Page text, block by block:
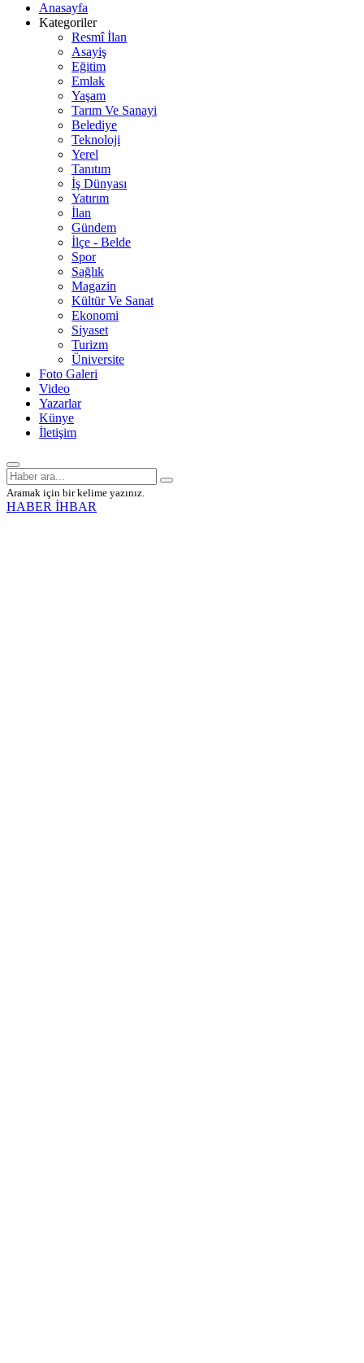
Anasayfa
Kategoriler
Resmî İlan
Asayiş
Eğitim
Emlak
Yaşam
Tarım Ve Sanayi
Belediye
Teknoloji
Yerel
Tanıtım
İş Dünyası
Yatırım
İlan
Gündem
İlçe - Belde
Spor
Sağlık
Magazin
Kültür Ve Sanat
Ekonomi
Siyaset
Turizm
Üniversite
Foto Galeri
Video
Yazarlar
Künye
İletişim
Aramak için bir kelime yazınız.
HABER İHBAR